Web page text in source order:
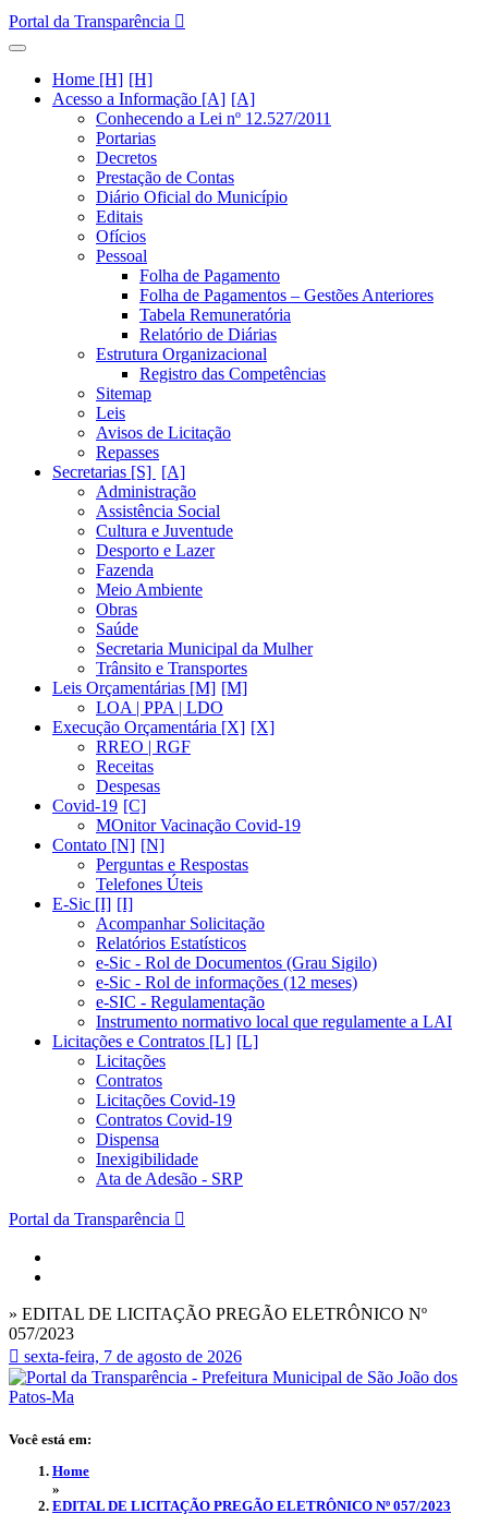
Portal da Transparência
Home [H]
Acesso a Informação [A]
Conhecendo a Lei nº 12.527/2011
Portarias
Decretos
Prestação de Contas
Diário Oficial do Município
Editais
Ofícios
Pessoal
Folha de Pagamento
Folha de Pagamentos – Gestões Anteriores
Tabela Remuneratória
Relatório de Diárias
Estrutura Organizacional
Registro das Competências
Sitemap
Leis
Avisos de Licitação
Repasses
Secretarias [S]
Administração
Assistência Social
Cultura e Juventude
Desporto e Lazer
Fazenda
Meio Ambiente
Obras
Saúde
Secretaria Municipal da Mulher
Trânsito e Transportes
Leis Orçamentárias [M]
LOA | PPA | LDO
Execução Orçamentária [X]
RREO | RGF
Receitas
Despesas
Covid-19
MOnitor Vacinação Covid-19
Contato [N]
Perguntas e Respostas
Telefones Úteis
E-Sic [I]
Acompanhar Solicitação
Relatórios Estatísticos
e-Sic - Rol de Documentos (Grau Sigilo)
e-Sic - Rol de informações (12 meses)
e-SIC - Regulamentação
Instrumento normativo local que regulamente a LAI
Licitações e Contratos [L]
Licitações
Contratos
Licitações Covid-19
Contratos Covid-19
Dispensa
Inexigibilidade
Ata de Adesão - SRP
Portal da Transparência
» EDITAL DE LICITAÇÃO PREGÃO ELETRÔNICO Nº
057/2023
sexta-feira, 7 de agosto de 2026
Você está em:
Home
»
EDITAL DE LICITAÇÃO PREGÃO ELETRÔNICO Nº 057/2023